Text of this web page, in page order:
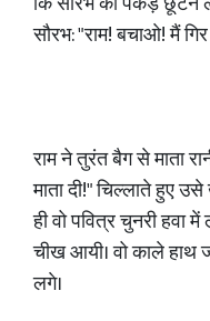
सौरभ: "राम! बचाओ! मैं
राम ने तुरंत बैग से माता
माता दी!" चिल्लाते हुए
ही वो पवित्र चुनरी
चीख आयी। वो काले
लगे।